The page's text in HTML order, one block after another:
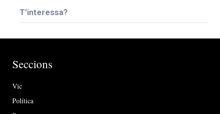
T’interessa?
Seccions
Vic
Política